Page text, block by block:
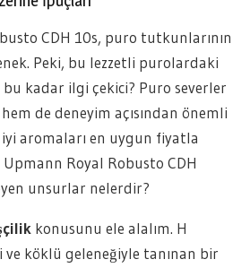
CDH 10s, puro tutkunlarının
Peki, bu lezzetli purolardaki
kadar ilgi çekici? Puro severler
de deneyim açısından önemli
aromaları en uygun fiyatla
Royal Robusto CDH
unsurlar nelerdir?
konusunu ele alalım. H
köklü geleneğiyle tanınan bir